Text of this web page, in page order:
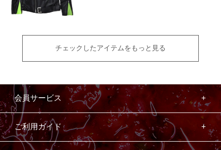
チェックしたアイテムをもっと見る
会員サービス
ご利用ガイド